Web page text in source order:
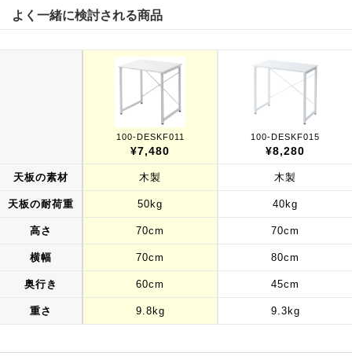
よく一緒に検討される商品
天板の素材
天板の耐荷重
高さ
横幅
奥行き
重さ
100-DESKF011
¥7,480
木製
50kg
70cm
70cm
60cm
9.8kg
100-DESKF015
¥8,280
木製
40kg
70cm
80cm
45cm
9.3kg